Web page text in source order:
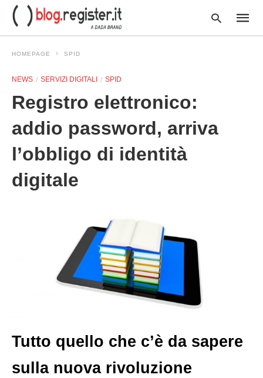
HOMEPAGE SPID
NEWS SERVIZI DIGITALI SPID
Registro elettronico:
addio password, arriva
l’obbligo di identità
digitale
Tutto quello che c’è da sapere
sulla nuova rivoluzione